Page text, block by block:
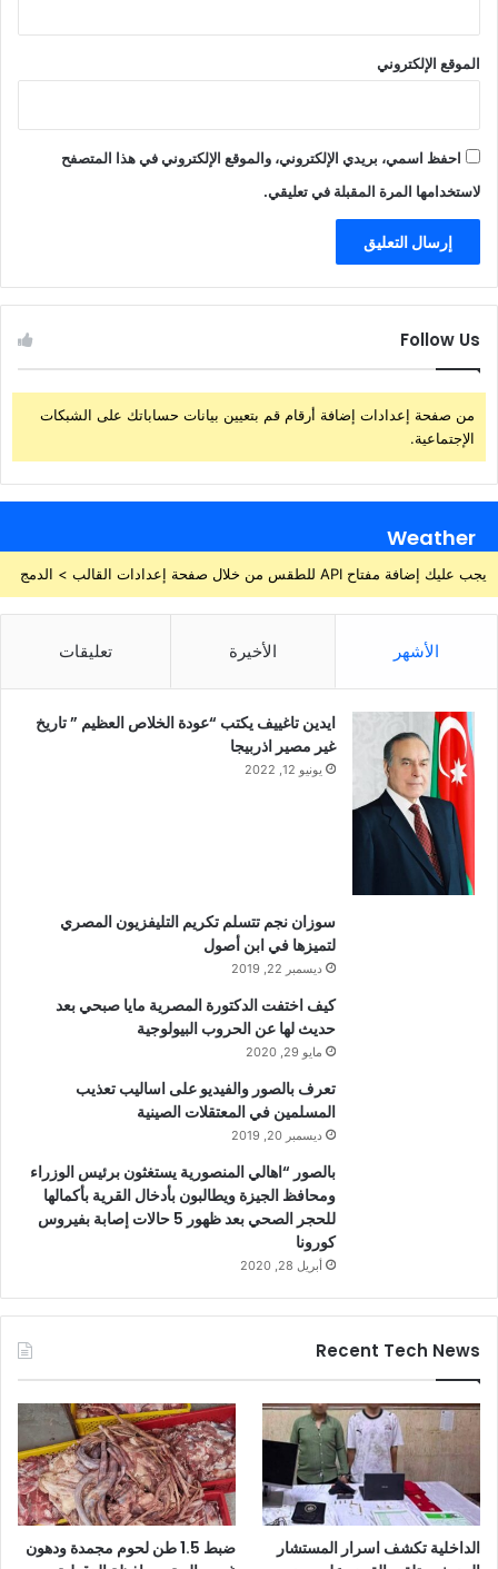
الموقع الإلكتروني
احفظ اسمي، بريدي الإلكتروني، والموقع الإلكتروني في هذا المتصفح
لاستخدامها المرة المقبلة في تعليقي.
Follow Us
من صفحة إعدادات إضافة أرقام قم بتعيين بيانات حساباتك على الشبكات
الإجتماعية.
Weather
يجب عليك إضافة مفتاح API للطقس من خلال صفحة إعدادات القالب > الدمج
الأشهر الأخيرة تعليقات
ايدين تاغييف يكتب “عودة الخلاص العظيم ” تاريخ
غير مصير اذربيجا
يونيو 12, 2022
سوزان نجم تتسلم تكريم التليفزيون المصري
لتميزها في ابن أصول
ديسمبر 22, 2019
كيف اختفت الدكتورة المصرية مايا صبحي بعد
حديث لها عن الحروب البيولوجية
مايو 29, 2020
تعرف بالصور والفيديو على اساليب تعذيب
المسلمين في المعتقلات الصينية
ديسمبر 20, 2019
بالصور “اهالي المنصورية يستغثون برئيس الوزراء
ومحافظ الجيزة ويطالبون بأدخال القرية بأكمالها
للحجر الصحي بعد ظهور 5 حالات إصابة بفيروس
كورونا
أبريل 28, 2020
Recent Tech News
الداخلية تكشف اسرار المستشار
ضبط 1.5 طن لحوم مجمدة ودهون